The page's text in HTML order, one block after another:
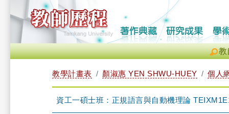
教
教學計畫表 顏淑惠 YEN SHWU-HUEY 個人
資工一碩士班：正規語言與自動機理論